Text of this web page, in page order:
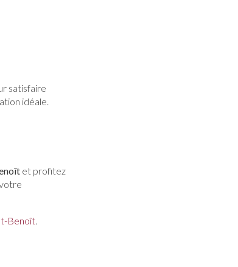
satisfaire
idéale.
et profitez
Benoît.